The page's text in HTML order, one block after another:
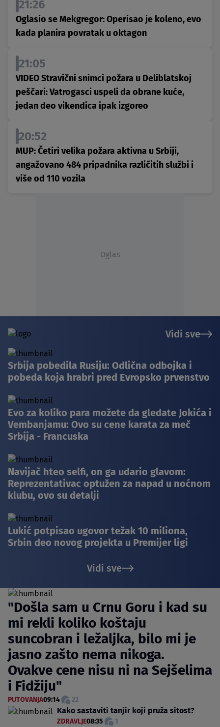
21:26
Oglasio se Mekgregor: Operisao je koleno, evo
kada planira povratak u oktagon
21:05
VIDEO Stravični snimci požara u Deliblatskoj
peščari: Vatrogasci uspeli da obrane kuće,
jedan deo vikendica ipak izgoreo
20:52
MUP: Četiri velika požara aktivna u Srbiji,
angažovano 484 pripadnika različitih službi i
više od 110 vozila
Oglas
Vidi sve
Srbija pobedila Rusiju: Odlična odbojka i
pobeda koja hrabri pred Evropsko prvenstvo
Evo za koliko para možete da gledate Jokića i
Vembanjamu: Ovo su cene karata za meč
Srbija - Francuska
Navijač hteo selfi, on ga udario glavom:
Reprezentativac optužen za napad u noćnom
klubu, ovo su detalji
Lukić potpisao ugovor težak 10 miliona,
Srbin deo novog projekta u Premijer ligi
Vidi sve
"Došla sam u Crnu Goru i kad su
mi rekli koliko koštaju
suncobran i ležaljka, bilo mi je
jasno zašto nema nikoga.
Ovakve cene nisu ni na Sejšelima
i Fidžiju"
PUTOVANJA09:14 22
Kako sastaviti tanjir koji pruža sitost?
ZDRAVLJE08:35 1